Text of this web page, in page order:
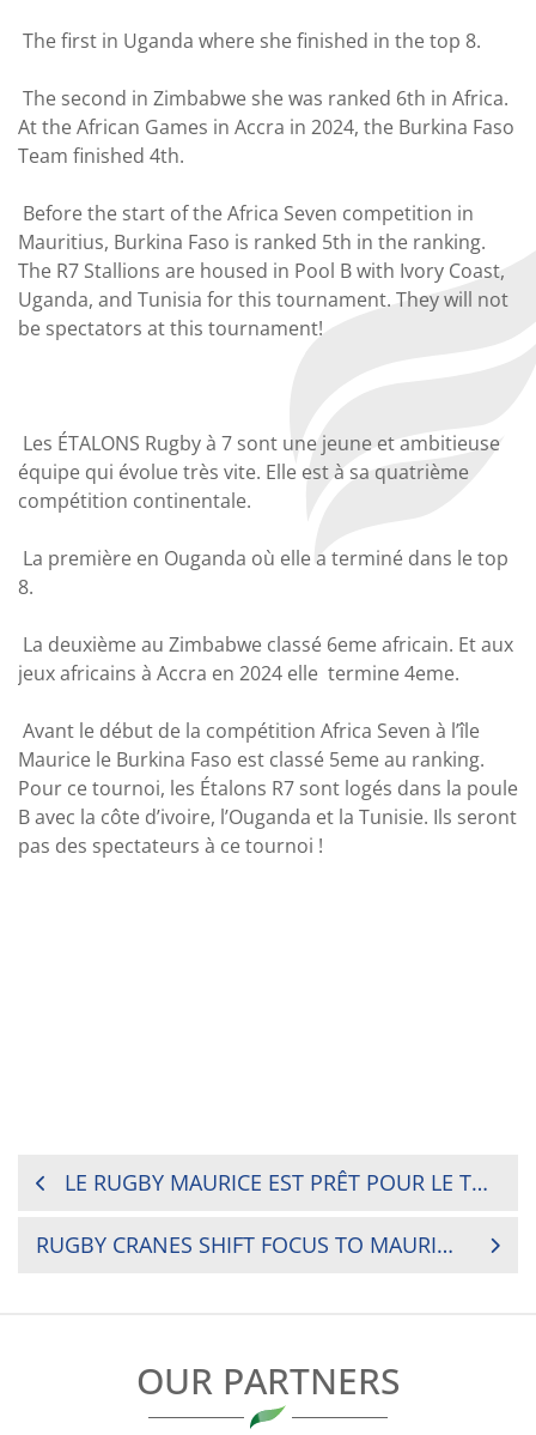
The first in Uganda where she finished in the top 8.
The second in Zimbabwe she was ranked 6th in Africa.
At the African Games in Accra in 2024, the Burkina Faso
Team finished 4th.
Before the start of the Africa Seven competition in
Mauritius, Burkina Faso is ranked 5th in the ranking.
The R7 Stallions are housed in Pool B with Ivory Coast,
Uganda, and Tunisia for this tournament. They will not
be spectators at this tournament!
Les ÉTALONS Rugby à 7 sont une jeune et ambitieuse
équipe qui évolue très vite. Elle est à sa quatrième
compétition continentale.
La première en Ouganda où elle a terminé dans le top
8.
La deuxième au Zimbabwe classé 6eme africain. Et aux
jeux africains à Accra en 2024 elle termine 4eme.
Avant le début de la compétition Africa Seven à l’île
Maurice le Burkina Faso est classé 5eme au ranking.
Pour ce tournoi, les Étalons R7 sont logés dans la poule
B avec la côte d’ivoire, l’Ouganda et la Tunisie. Ils seront
pas des spectateurs à ce tournoi !
POST
LE RUGBY MAURICE EST PRÊT POUR LE TOURNOI
RUGBY CRANES SHIFT FOCUS TO MAURITIUS 7’S
OUR PARTNERS